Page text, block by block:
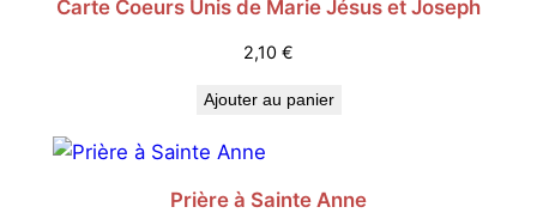
Carte Coeurs Unis de Marie Jésus et Joseph
2,10 €
Ajouter au panier
Prière à Sainte Anne